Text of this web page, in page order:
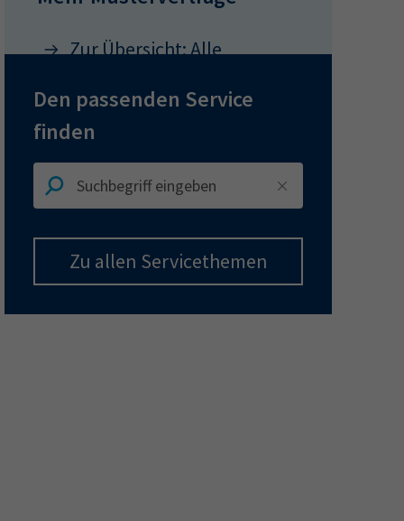
Zur Übersicht: Alle
Den passenden Service
finden
Zu allen Servicethemen